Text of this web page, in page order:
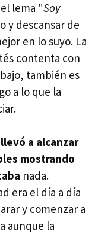
lema "Soy
y descansar de
en lo suyo. La
contenta con
también es
a lo que la
a alcanzar
mostrando
nada.
era el día a día
y comenzar a
aunque la